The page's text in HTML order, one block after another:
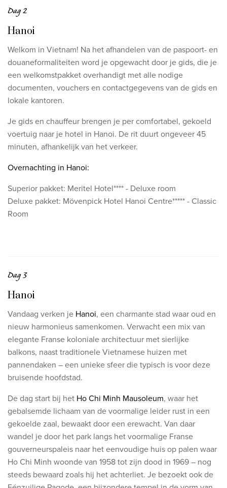
Dag 2
Hanoi
Welkom in Vietnam! Na het afhandelen van de paspoort- en
douaneformaliteiten word je opgewacht door je gids, die je
een welkomstpakket overhandigt met alle nodige
documenten, vouchers en contactgegevens van de gids en
lokale kantoren.
Je gids en chauffeur brengen je per comfortabel, gekoeld
voertuig naar je hotel in Hanoi. De rit duurt ongeveer 45
minuten, afhankelijk van het verkeer.
Overnachting in Hanoi:
Superior pakket: Meritel Hotel**** - Deluxe room
Deluxe pakket: Mövenpick Hotel Hanoi Centre***** - Classic
Room
Dag 3
Hanoi
Vandaag verken je Hanoi, een charmante stad waar oud en
nieuw harmonieus samenkomen. Verwacht een mix van
elegante Franse koloniale architectuur met sierlijke
balkons, naast traditionele Vietnamese huizen met
pannendaken – een unieke sfeer die typisch is voor deze
bruisende hoofdstad.
De dag start bij het Ho Chi Minh Mausoleum, waar het
gebalsemde lichaam van de voormalige leider rust in een
gekoelde zaal, bewaakt door een erewacht. Van daar
wandel je door het park langs het voormalige Franse
gouverneurspaleis naar het eenvoudige huis op palen waar
Ho Chi Minh woonde van 1958 tot zijn dood in 1969 – nog
steeds bewaard zoals hij het achterliet. Je bezoekt ook de